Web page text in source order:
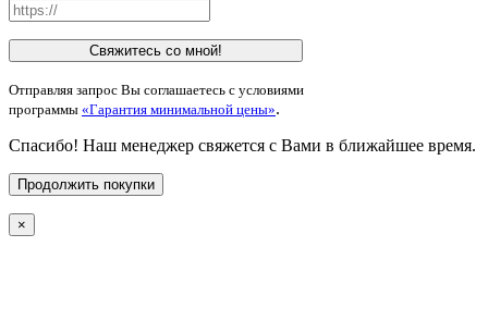
Свяжитесь со мной!
Отправляя запрос Вы соглашаетесь с условиями
программы «Гарантия минимальной цены».
Спасибо! Наш менеджер свяжется с Вами в ближайшее время.
Продолжить покупки
×